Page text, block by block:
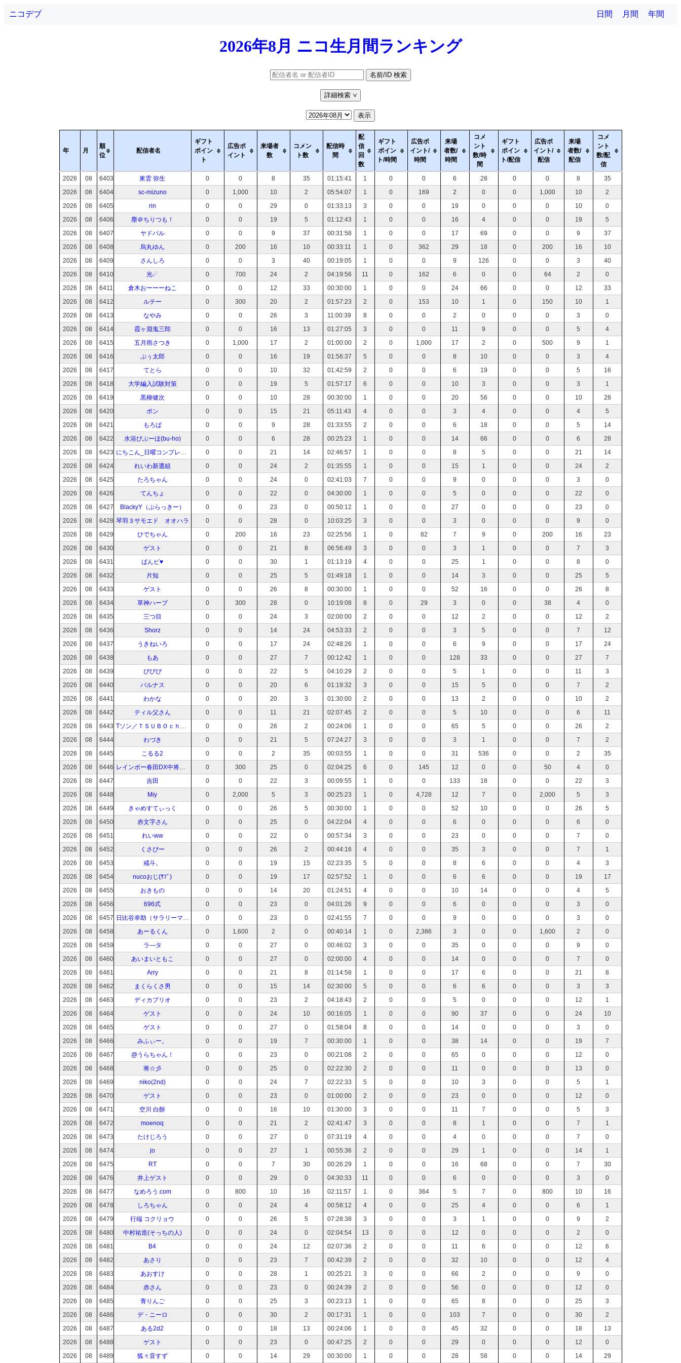
ニコデブ 日間 月間 年間
2026年8月 ニコ生月間ランキング
名前/ID 検索
詳細検索 >
表示
年 月
順
位
配信者名
ギフト
ポイン
ト
広告ポ
イント
来場者
数
コメン
ト数
配信時
間
配
信
回
数
ギフト
ポイン
ト/時間
広告ポ
イント/
時間
来場
者数/
時間
コメ
ント
数/時
間
ギフト
ポイン
ト/配信
広告ポ
イント/
配信
来場
者数/
配信
コメ
ント
数/配
信
2026
08 6403 東雲 弥生 0 0 8 35 01:15:41 1 0 0 6 28 0 0 8
35
2026
08 6404 sc-mizuno 0 1,000 10 2 05:54:07 1 0 169 2 0 0 1,000 10
2
2026
08 6405 rin 0 0 29 0 01:33:13 3 0 0 19 0 0 0 10
0
2026
08 6406 塵＠ちりつも！ 0 0 19 5 01:12:43 1 0 0 16 4 0 0 19
5
2026
08 6407 ヤドパル 0 0 9 37 00:31:58 1 0 0 17 69 0 0 9
37
2026
08 6408 烏丸ゆん 0 200 16 10 00:33:11 1 0 362 29 18 0 200 16
10
2026
08 6409 さんしろ 0 0 3 40 00:19:05 1 0 0 9 126 0 0 3
40
2026
08 6410 光☄ 0 700 24 2 04:19:56 11 0 162 6 0 0 64 2
0
2026
08 6411 倉木おーーーねこ 0 0 12 33 00:30:00 1 0 0 24 66 0 0 12
33
2026
08 6412 ルテー 0 300 20 2 01:57:23 2 0 153 10 1 0 150 10
1
2026
08 6413 なやみ 0 0 26 3 11:00:39 8 0 0 2 0 0 0 3
0
2026
08 6414 霞ヶ淵鬼三郎 0 0 16 13 01:27:05 3 0 0 11 9 0 0 5
4
2026
08 6415 五月雨さつき 0 1,000 17 2 01:00:00 2 0 1,000 17 2 0 500 9
1
2026
08 6416 ぷぅ太郎 0 0 16 19 01:56:37 5 0 0 8 10 0 0 3
4
2026
08 6417 てとら 0 0 10 32 01:42:59 2 0 0 6 19 0 0 5
16
2026
08 6418 大学編入試験対策 0 0 19 5 01:57:17 6 0 0 10 3 0 0 3
1
2026
08 6419 黒柳健次 0 0 10 28 00:30:00 1 0 0 20 56 0 0 10
28
2026
08 6420 ポン 0 0 15 21 05:11:43 4 0 0 3 4 0 0 4
5
2026
08 6421 もろば 0 0 9 28 01:33:55 2 0 0 6 18 0 0 5
14
2026
08 6422 水浴びぶーほ(bu-ho) 0 0 6 28 00:25:23 1 0 0 14 66 0 0 6
28
2026
08 6423 にちこん_日曜コンプレックス 0 0 21 14 02:46:57 1 0 0 8 5 0 0 21
14
2026
08 6424 れいわ新選組 0 0 24 2 01:35:55 1 0 0 15 1 0 0 24
2
2026
08 6425 たろちゃん 0 0 24 0 02:41:03 7 0 0 9 0 0 0 3
0
2026
08 6426 てんちょ 0 0 22 0 04:30:00 1 0 0 5 0 0 0 22
0
2026
08 6427 BlackyY（ぶらっきー） 0 0 23 0 00:50:12 1 0 0 27 0 0 0 23
0
2026
08 6428 琴羽３サモエド オオハラ 0 0 28 0 10:03:25 3 0 0 3 0 0 0 9
0
2026
08 6429 ひでちゃん 0 200 16 23 02:25:56 1 0 82 7 9 0 200 16
23
2026
08 6430 ゲスト 0 0 21 8 06:56:49 3 0 0 3 1 0 0 7
3
2026
08 6431 ばんビ♥︎ 0 0 30 1 01:13:19 4 0 0 25 1 0 0 8
0
2026
08 6432 片知 0 0 25 5 01:49:18 1 0 0 14 3 0 0 25
5
2026
08 6433 ゲスト 0 0 26 8 00:30:00 1 0 0 52 16 0 0 26
8
2026
08 6434 草神ハーブ 0 300 28 0 10:19:08 8 0 29 3 0 0 38 4
0
2026
08 6435 三つ目 0 0 24 3 02:00:00 2 0 0 12 2 0 0 12
2
2026
08 6436 Shorz 0 0 14 24 04:53:33 2 0 0 3 5 0 0 7
12
2026
08 6437 うきねいろ 0 0 17 24 02:48:26 1 0 0 6 9 0 0 17
24
2026
08 6438 もあ 0 0 27 7 00:12:42 1 0 0 128 33 0 0 27
7
2026
08 6439 ぴぴぴ 0 0 22 5 04:10:29 2 0 0 5 1 0 0 11
3
2026
08 6440 パルナス 0 0 20 6 01:19:32 3 0 0 15 5 0 0 7
2
2026
08 6441 わかな 0 0 20 3 01:30:00 2 0 0 13 2 0 0 10
2
2026
08 6442 ティル父さん 0 0 11 21 02:07:45 2 0 0 5 10 0 0 6
11
2026
08 6443 Tソン／ＴＳＵＢＯｃｈａｎ 0 0 26 2 00:24:06 1 0 0 65 5 0 0 26
2
2026
08 6444 わづき 0 0 21 5 07:24:27 3 0 0 3 1 0 0 7
2
2026
08 6445 こるる2 0 0 2 35 00:03:55 1 0 0 31 536 0 0 2
35
2026
08 6446 レインボー春田DX中将（白目）。 0 300 25 0 02:04:25 6 0 145 12 0 0 50 4
0
2026
08 6447 吉田 0 0 22 3 00:09:55 1 0 0 133 18 0 0 22
3
2026
08 6448 Miy 0 2,000 5 3 00:25:23 1 0 4,728 12 7 0 2,000 5
3
2026
08 6449 きゃめすてぃっく 0 0 26 5 00:30:00 1 0 0 52 10 0 0 26
5
2026
08 6450 赤文字さん 0 0 25 0 04:22:04 4 0 0 6 0 0 0 6
0
2026
08 6451 れいww 0 0 22 0 00:57:34 3 0 0 23 0 0 0 7
0
2026
08 6452 くさぴー 0 0 26 2 00:44:16 4 0 0 35 3 0 0 7
1
2026
08 6453 戒斗。 0 0 19 15 02:23:35 5 0 0 8 6 0 0 4
3
2026
08 6454 nucoおじ(ｻﾌﾞ) 0 0 19 17 02:57:52 1 0 0 6 6 0 0 19
17
2026
08 6455 おきもの 0 0 14 20 01:24:51 4 0 0 10 14 0 0 4
5
2026
08 6456 696式 0 0 23 0 04:01:26 9 0 0 6 0 0 0 3
0
2026
08 6457 日比谷幸助（サラリーマン小説家） 0 0 23 0 02:41:55 7 0 0 9 0 0 0 3
0
2026
08 6458 あーるくん 0 1,600 2 0 00:40:14 1 0 2,386 3 0 0 1,600 2
0
2026
08 6459 ラ―タ 0 0 27 0 00:46:02 3 0 0 35 0 0 0 9
0
2026
08 6460 あいまいともこ 0 0 27 0 02:00:00 4 0 0 14 0 0 0 7
0
2026
08 6461 Arry 0 0 21 8 01:14:58 1 0 0 17 6 0 0 21
8
2026
08 6462 まくらくさ男 0 0 15 14 02:30:00 5 0 0 6 6 0 0 3
3
2026
08 6463 ディカプリオ 0 0 23 2 04:18:43 2 0 0 5 0 0 0 12
1
2026
08 6464 ゲスト 0 0 24 10 00:16:05 1 0 0 90 37 0 0 24
10
2026
08 6465 ゲスト 0 0 27 0 01:58:04 8 0 0 14 0 0 0 3
0
2026
08 6466 みふぃー。 0 0 19 7 00:30:00 1 0 0 38 14 0 0 19
7
2026
08 6467 @うらちゃん！ 0 0 23 0 00:21:08 2 0 0 65 0 0 0 12
0
2026
08 6468 将☆彡 0 0 25 0 02:22:30 2 0 0 11 0 0 0 13
0
2026
08 6469 niko(2nd) 0 0 24 7 02:22:33 5 0 0 10 3 0 0 5
1
2026
08 6470 ゲスト 0 0 23 0 01:00:00 2 0 0 23 0 0 0 12
0
2026
08 6471 空川 白餅 0 0 16 10 01:30:00 3 0 0 11 7 0 0 5
3
2026
08 6472 moenoq 0 0 21 2 02:41:47 3 0 0 8 1 0 0 7
1
2026
08 6473 たけじろう 0 0 27 0 07:31:19 4 0 0 4 0 0 0 7
0
2026
08 6474 jo 0 0 27 1 00:55:36 2 0 0 29 1 0 0 14
1
2026
08 6475 RT 0 0 7 30 00:26:29 1 0 0 16 68 0 0 7
30
2026
08 6476 井上ゲスト 0 0 29 0 04:30:33 11 0 0 6 0 0 0 3
0
2026
08 6477 なめろう.com 0 800 10 16 02:11:57 1 0 364 5 7 0 800 10
16
2026
08 6478 しろちゃん 0 0 24 4 00:58:12 4 0 0 25 4 0 0 6
1
2026
08 6479 行端 コクリョウ 0 0 26 5 07:28:38 3 0 0 3 1 0 0 9
2
2026
08 6480 中村祐造(そっちの人) 0 0 24 0 02:04:54 13 0 0 12 0 0 0 2
0
2026
08 6481 B4 0 0 24 12 02:07:36 2 0 0 11 6 0 0 12
6
2026
08 6482 あさり 0 0 23 7 00:42:39 2 0 0 32 10 0 0 12
4
2026
08 6483 あおすけ 0 0 28 1 00:25:21 3 0 0 66 2 0 0 9
0
2026
08 6484 赤さん 0 0 23 0 00:24:39 2 0 0 56 0 0 0 12
0
2026
08 6485 青りんご 0 0 25 3 00:23:13 1 0 0 65 8 0 0 25
3
2026
08 6486 デ・ニーロ 0 0 30 2 00:17:31 1 0 0 103 7 0 0 30
2
2026
08 6487 ある2d2 0 0 18 13 00:24:06 1 0 0 45 32 0 0 18
13
2026
08 6488 ゲスト 0 0 23 0 00:47:25 2 0 0 29 0 0 0 12
0
2026
08 6489 狐々音すず 0 0 14 29 00:30:00 1 0 0 28 58 0 0 14 29